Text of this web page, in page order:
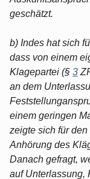
geschätzt.
b) Indes hat sich
dass von einem
Klagepartei (§ 3
an dem
einem geringen
zeigte sich für
Anhörung des
Danach gefragt,
auf Unterlassung,